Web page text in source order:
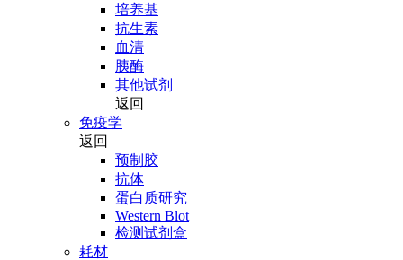
培养基
抗生素
血清
胰酶
其他试剂
返回
免疫学
返回
预制胶
抗体
蛋白质研究
Western Blot
检测试剂盒
耗材